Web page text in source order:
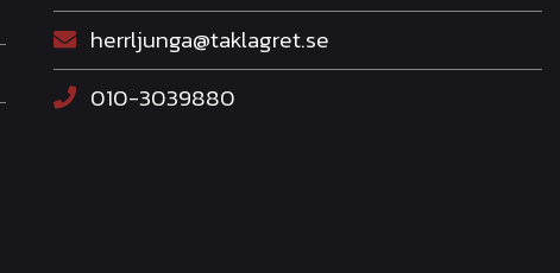
herrljunga@taklagret.se
010-3039880